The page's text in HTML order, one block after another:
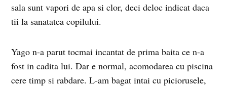
sala sunt vapori de apa si clor, deci deloc indicat daca
tii la sanatatea copilului.
Yago n-a parut tocmai incantat de prima baita ce n-a
fost in cadita lui. Dar e normal, acomodarea cu piscina
cere timp si rabdare. L-am bagat intai cu piciorusele,